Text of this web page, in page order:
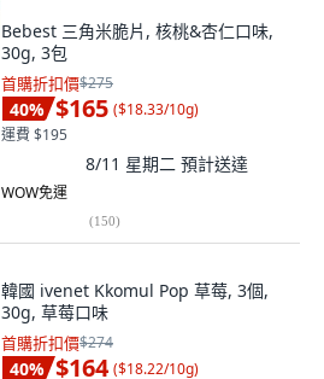
Bebest 三角米脆片, 核桃&杏仁口味,
30g, 3包
首購折扣價$275
40% $165 ($18.33/10g)
運費 $195
8/11 星期二 預計送達
WOW免運
(150)
韓國 ivenet Kkomul Pop 草莓, 3個,
30g, 草莓口味
首購折扣價$274
40% $164 ($18.22/10g)